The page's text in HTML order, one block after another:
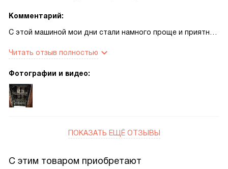
Комментарий:
С этой машиной мои дни стали намного проще и приятнее!
посуды вручную. Она вмещает до 10 комплектов посуды,
что очень удобно, когда у нас есть гости.
Мне нравится, что в ней есть 8 программ мойки, включая
деликатную для стекла и быструю на 30 минут.
нужно каждый раз подбирать разные моющие средства.
волшебство! Все выходит таким чистым и сухим, просто
Читать отзыв полностью
Фотографии и видео:
ПОКАЗАТЬ ЕЩЁ ОТЗЫВЫ
С этим товаром приобретают